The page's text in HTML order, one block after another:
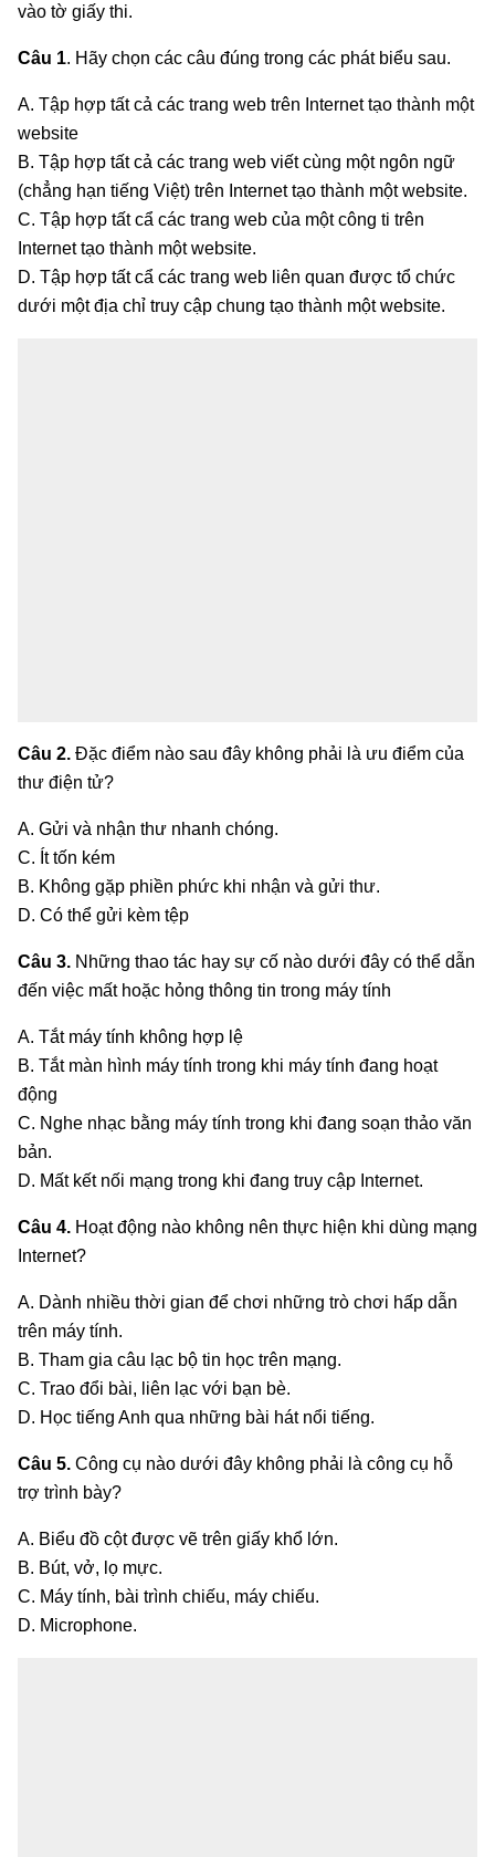
vào tờ giấy thi.
Câu 1. Hãy chọn các câu đúng trong các phát biểu sau.
A. Tập hợp tất cả các trang web trên Internet tạo thành một
website
B. Tập hợp tất cả các trang web viết cùng một ngôn ngữ
(chẳng hạn tiếng Việt) trên Internet tạo thành một website.
C. Tập hợp tất cẩ các trang web của một công ti trên
Internet tạo thành một website.
D. Tập hợp tất cẩ các trang web liên quan được tổ chức
dưới một địa chỉ truy cập chung tạo thành một website.
Câu 2. Đặc điểm nào sau đây không phải là ưu điểm của
thư điện tử?
A. Gửi và nhận thư nhanh chóng.
C. Ít tốn kém
B. Không gặp phiền phức khi nhận và gửi thư.
D. Có thể gửi kèm tệp
Câu 3. Những thao tác hay sự cố nào dưới đây có thể dẫn
đến việc mất hoặc hỏng thông tin trong máy tính
A. Tắt máy tính không hợp lệ
B. Tắt màn hình máy tính trong khi máy tính đang hoạt
động
C. Nghe nhạc bằng máy tính trong khi đang soạn thảo văn
bản.
D. Mất kết nối mạng trong khi đang truy cập Internet.
Câu 4. Hoạt động nào không nên thực hiện khi dùng mạng
Internet?
A. Dành nhiều thời gian để chơi những trò chơi hấp dẫn
trên máy tính.
B. Tham gia câu lạc bộ tin học trên mạng.
C. Trao đổi bài, liên lạc với bạn bè.
D. Học tiếng Anh qua những bài hát nổi tiếng.
Câu 5. Công cụ nào dưới đây không phải là công cụ hỗ
trợ trình bày?
A. Biểu đồ cột được vẽ trên giấy khổ lớn.
B. Bút, vở, lọ mực.
C. Máy tính, bài trình chiếu, máy chiếu.
D. Microphone.